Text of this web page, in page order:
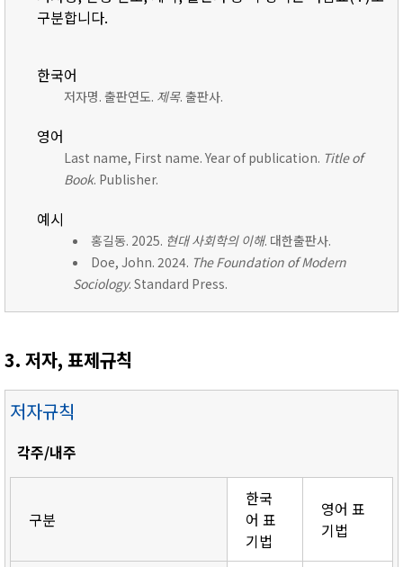
구분합니다.
한국어
저자명. 출판연도. 제목. 출판사.
영어
Last name, First name. Year of publication. Title of
Book. Publisher.
예시
홍길동. 2025. 현대 사회학의 이해. 대한출판사.
Doe, John. 2024. The Foundation of Modern
Sociology. Standard Press.
3. 저자, 표제규칙
저자규칙
각주/내주
구분
한국
어 표
기법
영어 표
기법